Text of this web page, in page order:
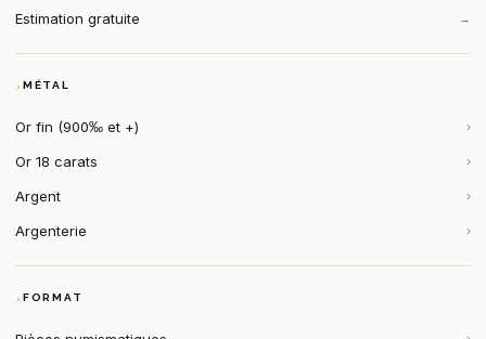
Estimation gratuite →
MÉTAL
Or fin (900‰ et +) ›
Or 18 carats ›
Argent ›
Argenterie ›
FORMAT